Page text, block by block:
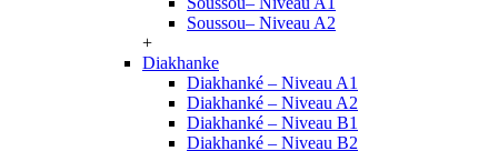
Soussou– Niveau A2
+
Diakhanke
Diakhanké – Niveau A1
Diakhanké – Niveau A2
Diakhanké – Niveau B1
Diakhanké – Niveau B2